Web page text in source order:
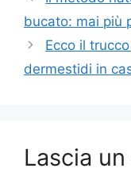
bucato: mai più
Ecco il
dermestidi in
Lascia